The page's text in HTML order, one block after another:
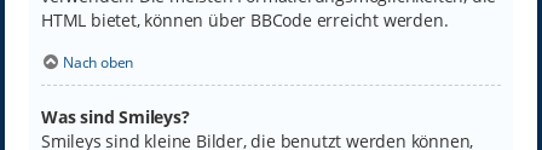
HTML bietet, können über BBCode erreicht werden.
Nach oben
Was sind Smileys?
Smileys sind kleine Bilder, die benutzt werden können,